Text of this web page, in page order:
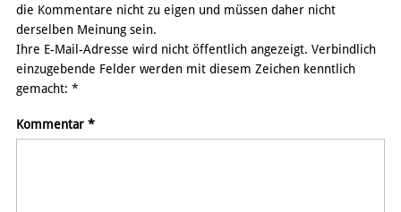
die Kommentare nicht zu eigen und müssen daher nicht
derselben Meinung sein.
Ihre E-Mail-Adresse wird nicht öffentlich angezeigt. Verbindlich
einzugebende Felder werden mit diesem Zeichen kenntlich
gemacht: *
Kommentar *